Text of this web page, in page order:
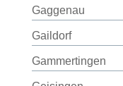
Gaggenau
Gaildorf
Gammertingen